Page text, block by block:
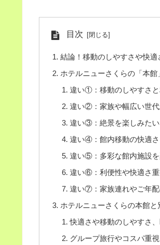
目次
結論！移動のしやすさや快
ホテルニューさくらの「本
違い①：移動のしやすさ
違い②：家族や幅広い世
違い③：絶景を楽しみた
違い④：館内移動の快適
違い⑤：多彩な館内施設
違い⑥：利便性や快適さ
違い⑦：家族連れやご年
ホテルニューさくらの本館
快適さや移動のしやすさ
グループ旅行やコスパ重